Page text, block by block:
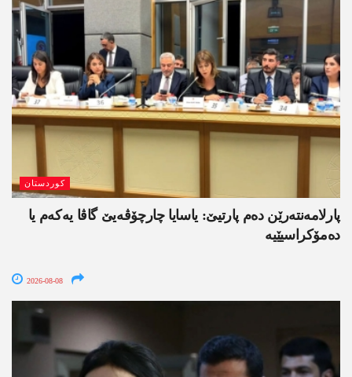
کوردستان
پارلامەنتەرێن دەم پارتیێ: یاسایا چارچۆڤەیێ گاڤا یەکەم یا
دەمۆکراسیێیە
2026-08-08